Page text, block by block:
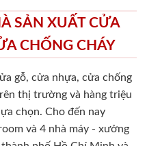
SẢN XUẤT CỬA
CHỐNG CHÁY
gỗ, cửa nhựa, cửa chống
thị trường và hàng triệu
chọn. Cho đến nay
và 4 nhà máy - xưởng